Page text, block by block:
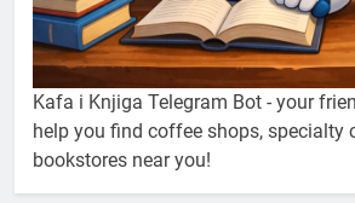
Kafa i Knjiga Telegram Bot - your
help you find coffee shops, specialty
bookstores near you!